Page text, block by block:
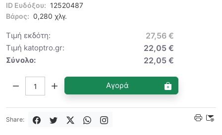
ID Ευδόξου: 12520487
Βάρος: 0,280 χλγ.
Τιμή εκδότη: 27,56 €
Τιμή katoptro.gr: 22,05 €
Σύνολο: 22,05 €
Αγορά
Share: